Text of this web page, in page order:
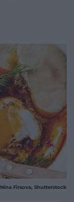
Nina Firsova, Shutterstock